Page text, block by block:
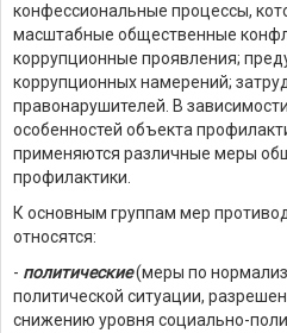
конфессиональные процессы,
масштабные общественные
коррупционные проявления;
коррупционных намерений;
правонарушителей. В
особенностей объекта
применяются различные меры
профилактики.
К основным группам мер
относятся:
- политические(меры по
политической ситуации,
снижению уровня социально-